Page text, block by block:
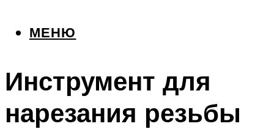
МЕНЮ
Инструмент для
нарезания резьбы